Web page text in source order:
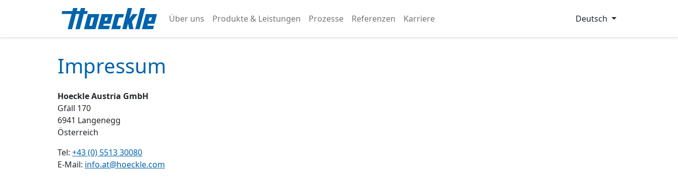
Deutsch
Über uns Produkte & Leistungen Prozesse Referenzen Karriere
Impressum
Hoeckle Austria GmbH
Gfäll 170
6941 Langenegg
Österreich
Tel: +43 (0) 5513 30080
E-Mail: info.at@hoeckle.com